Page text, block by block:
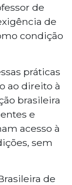
de
de
condição
práticas
ao direito à
brasileira
e
acesso à
sem
de